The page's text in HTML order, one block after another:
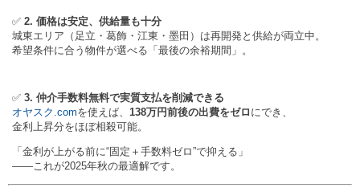
✅ 2. 価格は安定、供給量も十分
城東エリア（足立・葛飾・江東・墨田）は再開発と供給が両立中。
希望条件に合う物件が選べる「最後の余裕期間」。
✅ 3. 仲介手数料無料で実質支払を削減できる
オヤスク.comを使えば、 138万円前後の出費をゼロ にでき、
金利上昇分をほぼ相殺可能。
「金利が上がる前に“固定＋手数料ゼロ”で抑える」
——これが2025年秋の最適解です。